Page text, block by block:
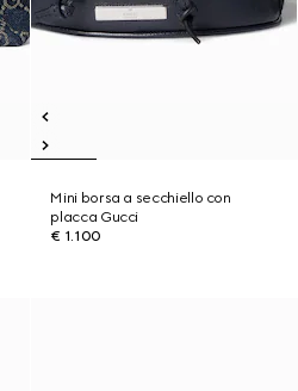
Mini borsa a secchiello con
placca Gucci
€ 1.100